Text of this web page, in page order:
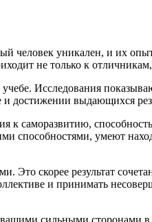
уникален, и их
не только к
Исследования
достижении выдающихся
саморазвитию,
способностями, умеют
Это скорее результат
и принимать
вашими сильными